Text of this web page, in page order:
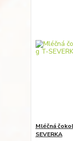
Mléčná
SEVERKA